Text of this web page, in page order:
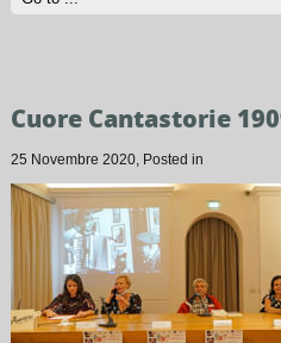
Cuore Cantastorie
25 Novembre 2020, Posted in